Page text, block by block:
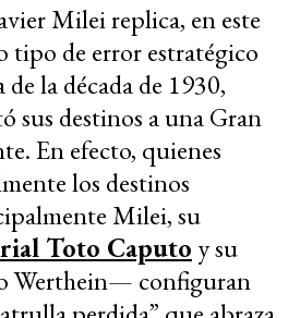
Milei replica, en este
tipo de error estratégico
la década de 1930,
sus destinos a una Gran
En efecto, quienes
los destinos
Milei, su
Toto Caputo y su
Werthein— configuran